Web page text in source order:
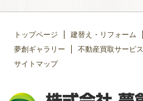
トップページ 建替え・リフォーム
夢創ギャラリー
不動産買取サービス
サイトマップ